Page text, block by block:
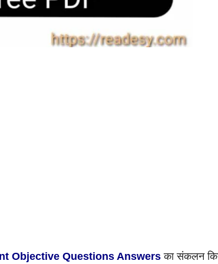
Objective Questions Answers का संकलन